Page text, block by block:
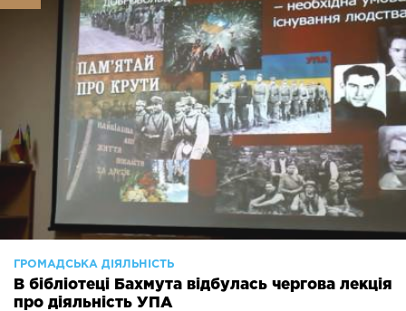
ГРОМАДСЬКА ДІЯЛЬНІСТЬ
В бібліотеці Бахмута відбулась чергова лекція
про діяльність УПА